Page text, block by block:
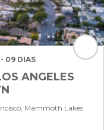
09 DIAS
ANGELES
Mammoth Lakes